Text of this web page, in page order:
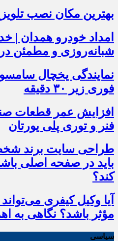
بهترین مکان نصب
امداد خودرو همدان |
شبانه‌روزی و مطمئن
نمایندگی یخچال
فوری زیر ۳۰ دقیقه
افزایش عمر قطعات
فنر و توری پلی یورتان
طراحی سایت برند
باید در صفحه اصلی باشد
کند؟
آیا وکیل کیفری
مؤثر باشد؟ نگاهی به
سیاسی